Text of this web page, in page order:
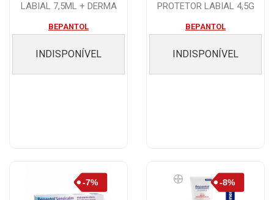
LABIAL 7,5ML + DERMA
BEPANTOL
INDISPONÍVEL
PROTETOR LABIAL 4,5G
BEPANTOL
INDISPONÍVEL